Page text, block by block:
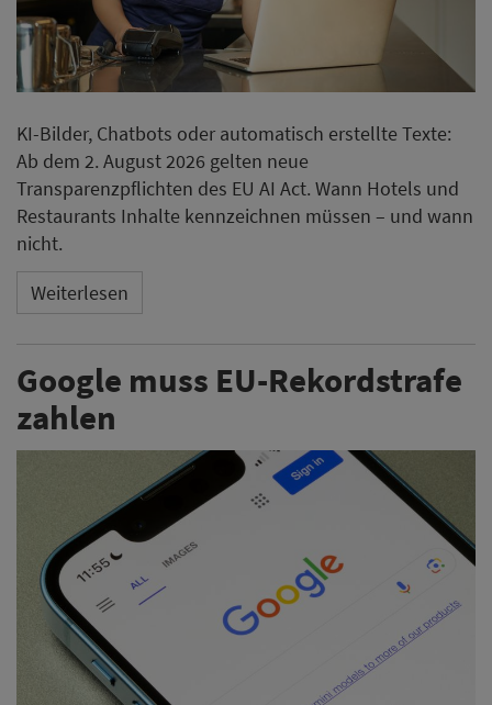
Weiterlesen
Google muss EU-Rekordstrafe
zahlen
Warum sind manche Google-Apps auf Android-Handys
Standard? Der Tech-Gigant muss eine
milliardenschwere Wettbewerbsstrafe der EU-
Kommission akzeptieren.
Weiterlesen